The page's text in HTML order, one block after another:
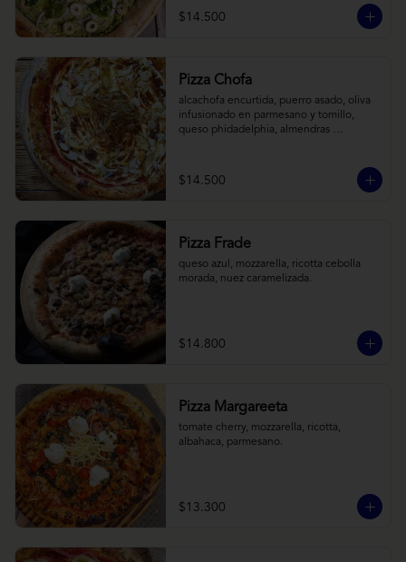
$14.500
Pizza Chofa
alcachofa encurtida, puerro asado, oliva
infusionado en parmesano y tomillo,
queso phidadelphia, almendras
$14.500
Pizza Frade
queso azul, mozzarella, ricotta cebolla
morada, nuez caramelizada.
$14.800
Pizza Margareeta
tomate cherry, mozzarella, ricotta,
albahaca, parmesano.
$13.300